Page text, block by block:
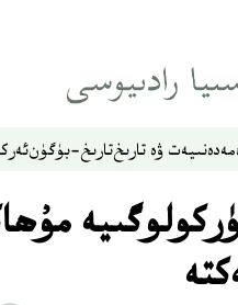
مەدەنىيەت ۋە تارىختارىخ-بۈگۈن